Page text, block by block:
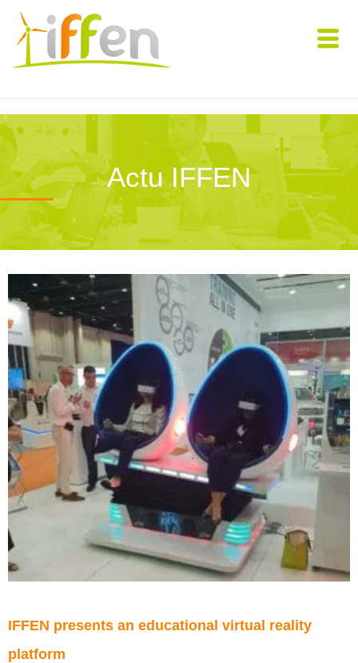
Actu IFFEN
IFFEN presents an educational virtual reality
platform